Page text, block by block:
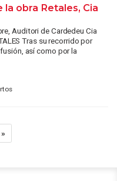
obra Retales, Cia
Auditori de Cardedeu Cia
Tras su recorrido por
así como por la
»